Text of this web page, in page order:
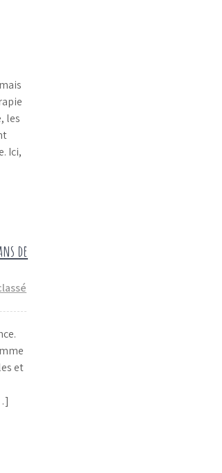
les
Ici,
de
et